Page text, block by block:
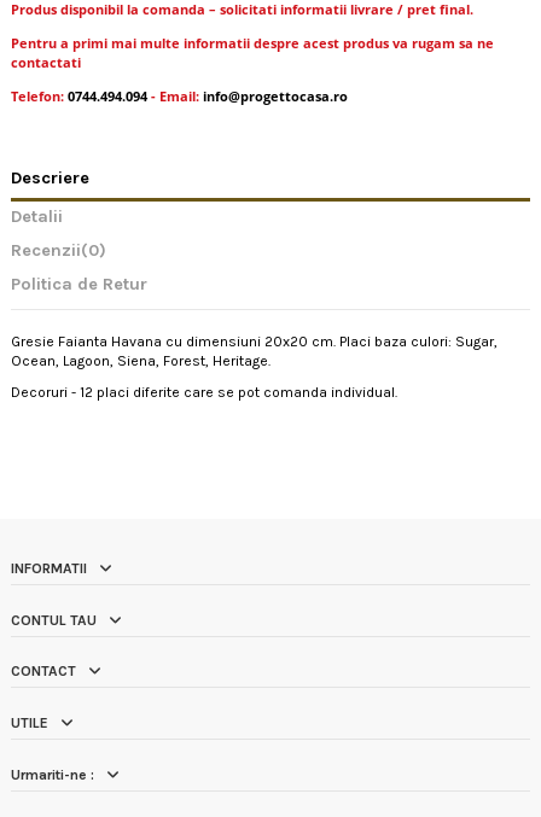
Produs disponibil la comanda – solicitati informatii livrare / pret final.
Pentru a primi mai multe informatii despre acest produs va rugam sa ne
contactati
Telefon: 0744.494.094- Email: info@progettocasa.ro
Descriere
Detalii
Recenzii(0)
Politica de Retur
Gresie Faianta Havana cu dimensiuni 20x20 cm. Placi baza culori: Sugar,
Ocean, Lagoon, Siena, Forest, Heritage.
Decoruri - 12 placi diferite care se pot comanda individual.
INFORMATII
CONTUL TAU
CONTACT
UTILE
Urmariti-ne :